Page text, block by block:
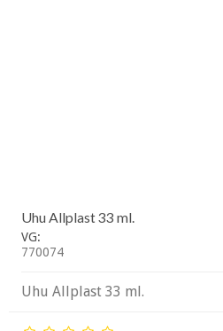
Uhu Allplast 33 ml.
VG:
770074
Uhu Allplast 33 ml.